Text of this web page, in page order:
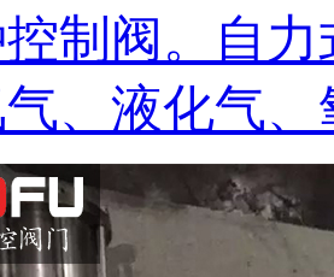
制阀。自
、液化气